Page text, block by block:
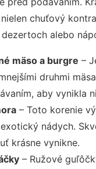
chuťový
alebo
mäso a burgre –
druhmi
aby vynikla
– Toto korenie
nádych.
krásne vynikne.
– Ružové